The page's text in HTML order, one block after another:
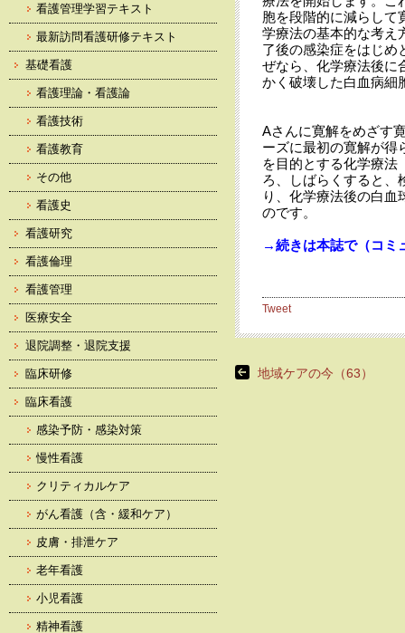
胞を段階的に減らして
学療法の基本的な考え
了後の感染症をはじめ
ぜなら、化学療法後に
かく破壊した白血病細
Aさんに寛解をめざす
ーズに最初の寛解が得
を目的とする化学療法
ろ、しばらくすると、
り、化学療法後の白
のです。
→続きは本誌で（コミ
Tweet
地域ケアの今（63）
看護管理学習テキスト
最新訪問看護研修テキスト
基礎看護
看護理論・看護論
看護技術
看護教育
その他
看護史
看護研究
看護倫理
看護管理
医療安全
退院調整・退院支援
臨床研修
臨床看護
感染予防・感染対策
慢性看護
クリティカルケア
がん看護（含・緩和ケア）
皮膚・排泄ケア
老年看護
小児看護
精神看護